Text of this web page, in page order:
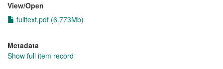
View/Open
fulltext.pdf (6.773Mb)
Metadata
Show full item record